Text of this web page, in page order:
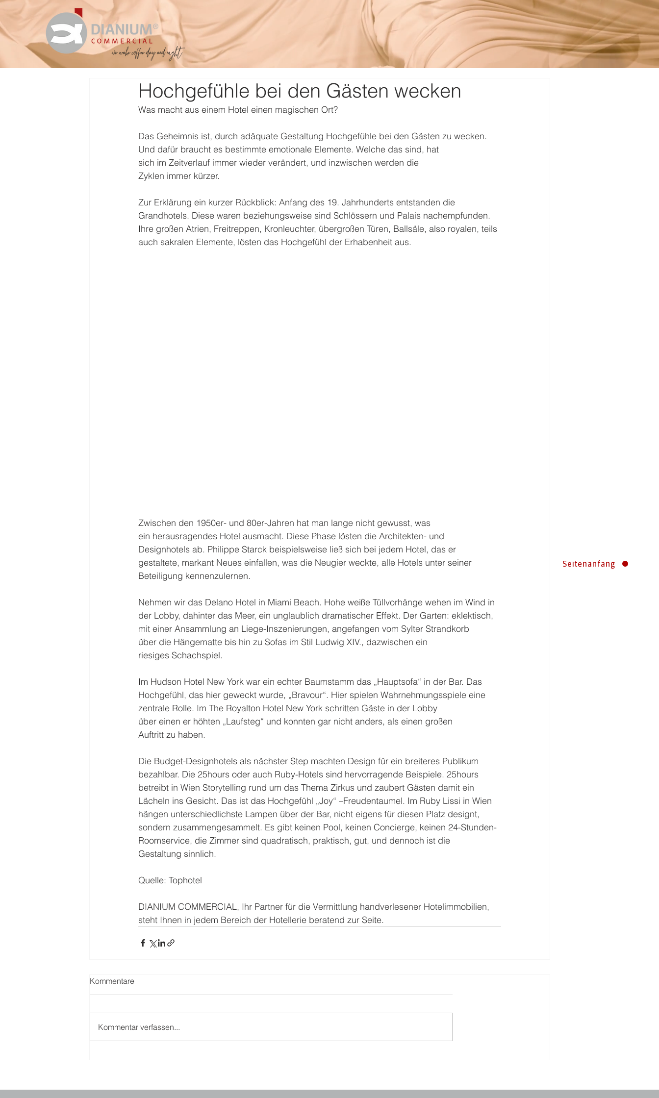
Seitenanfang
Hochgefühle bei den Gästen wecken
Was macht aus einem Hotel einen magischen Ort?
Das Geheimnis ist, durch adäquate Gestaltung Hochgefühle bei den Gästen zu wecken.
Und dafür braucht es bestimmte emotionale Elemente. Welche das sind, hat
sich im Zeitverlauf immer wieder verändert, und inzwischen werden die
Zyklen immer kürzer.
Zur Erklärung ein kurzer Rückblick: Anfang des 19. Jahrhunderts entstanden die
Grandhotels. Diese waren beziehungsweise sind Schlössern und Palais nachempfunden.
Ihre großen Atrien, Freitreppen, Kronleuchter, übergroßen Türen, Ballsäle, also royalen, teils
auch sakralen Elemente, lösten das Hochgefühl der Erhabenheit aus.
Zwischen den 1950er- und 80er-Jahren hat man lange nicht gewusst, was
ein herausragendes Hotel ausmacht. Diese Phase lösten die Architekten- und
Designhotels ab. Philippe Starck beispielsweise ließ sich bei jedem Hotel, das er
gestaltete, markant Neues einfallen, was die Neugier weckte, alle Hotels unter seiner
Beteiligung kennenzulernen.
Nehmen wir das Delano Hotel in Miami Beach. Hohe weiße Tüllvorhänge wehen im Wind in
der Lobby, dahinter das Meer, ein unglaublich dramatischer Effekt. Der Garten: eklektisch,
mit einer Ansammlung an Liege-Inszenierungen, angefangen vom Sylter Strandkorb
über die Hängematte bis hin zu Sofas im Stil Ludwig XIV., dazwischen ein
riesiges Schachspiel.
Im Hudson Hotel New York war ein echter Baumstamm das „Hauptsofa“ in der Bar. Das
Hochgefühl, das hier geweckt wurde, „Bravour“. Hier spielen Wahrnehmungsspiele eine
zentrale Rolle. Im The Royalton Hotel New York schritten Gäste in der Lobby
über einen er höhten „Laufsteg“ und konnten gar nicht anders, als einen großen
Auftritt zu haben.
Die Budget-Designhotels als nächster Step machten Design für ein breiteres Publikum
bezahlbar. Die 25hours oder auch Ruby-Hotels sind hervorragende Beispiele. 25hours
betreibt in Wien Storytelling rund um das Thema Zirkus und zaubert Gästen damit ein
Lächeln ins Gesicht. Das ist das Hochgefühl „Joy“ –Freudentaumel. Im Ruby Lissi in Wien
hängen unterschiedlichste Lampen über der Bar, nicht eigens für diesen Platz designt,
sondern zusammengesammelt. Es gibt keinen Pool, keinen Concierge, keinen 24-Stunden-
Roomservice, die Zimmer sind quadratisch, praktisch, gut, und dennoch ist die
Gestaltung sinnlich.
Quelle: Tophotel
DIANIUM COMMERCIAL, Ihr Partner für die Vermittlung handverlesener Hotelimmobilien,
steht Ihnen in jedem Bereich der Hotellerie beratend zur Seite.
Kommentare
Kommentar verfassen...